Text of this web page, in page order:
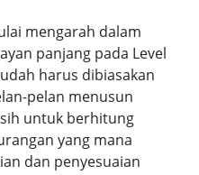
mengarah dalam
panjang pada Level
harus dibiasakan
pelan menusun
untuk berhitung
yang mana
dan penyesuaian